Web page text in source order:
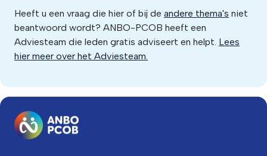
Heeft u een vraag die hier of bij de andere thema's niet
beantwoord wordt? ANBO-PCOB heeft een
Adviesteam die leden gratis adviseert en helpt. Lees
hier meer over het Adviesteam.